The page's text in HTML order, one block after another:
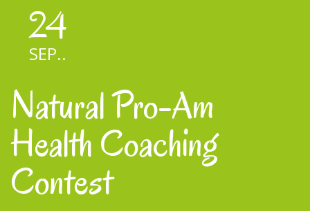
24
SEP..
Natural Pro-Am
Health Coaching
Contest